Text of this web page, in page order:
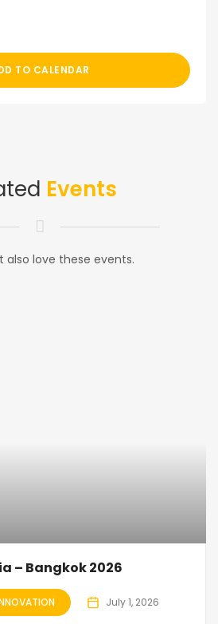
TO CALENDAR
Events
also love these events.
– Bangkok 2026
July 1, 2026